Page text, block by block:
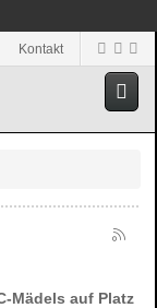
Kontakt
Mädels auf Platz